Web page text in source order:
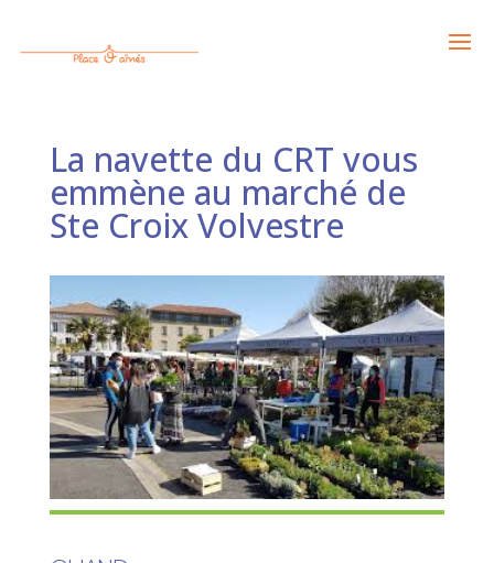
La navette du CRT vous
emmène au marché de
Ste Croix Volvestre